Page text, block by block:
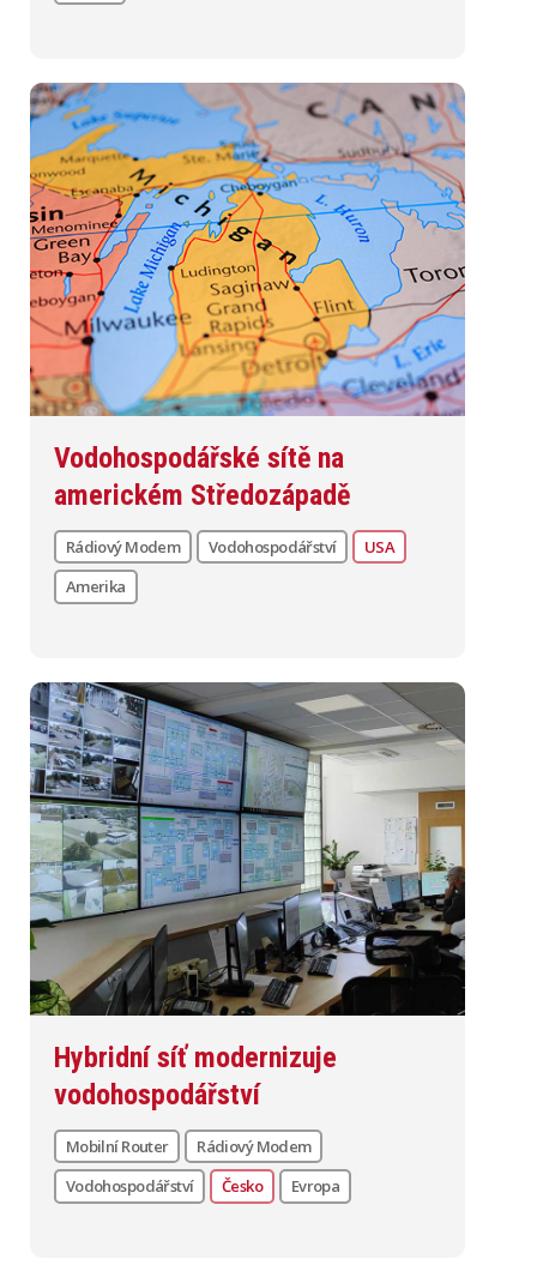
Vodohospodářské sítě na
americkém Středozápadě
Rádiový Modem Vodohospodářství
USA
Amerika
Hybridní síť modernizuje
vodohospodářství
Mobilní Router
Rádiový Modem
Vodohospodářství
Česko Evropa